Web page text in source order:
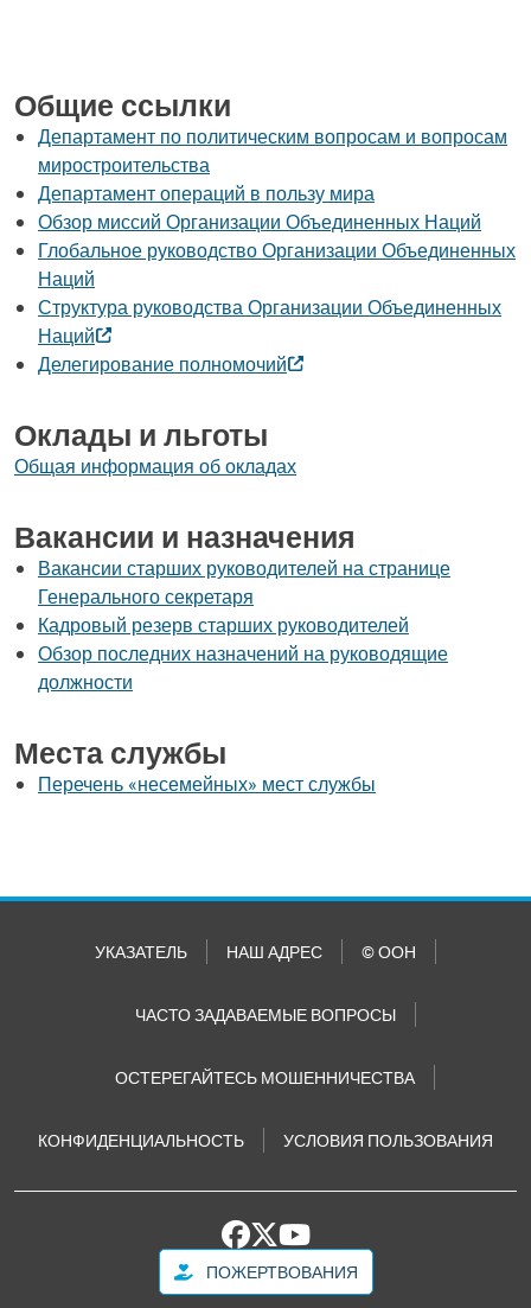
Общие ссылки
Департамент по политическим вопросам и вопросам
миростроительства
Департамент операций в пользу мира
Обзор миссий Организации Объединенных Наций
Глобальное руководство Организации Объединенных
Наций
Структура руководства Организации Объединенных
Наций
Делегирование полномочий
Оклады и льготы
Общая информация об окладах
Вакансии и назначения
Вакансии старших руководителей на странице
Генерального секретаря
Кадровый резерв старших руководителей
Обзор последних назначений на руководящие
должности
Места службы
Перечень «несемейных» мест службы
УКАЗАТЕЛЬ НАШ АДРЕС © ООН
ЧАСТО ЗАДАВАЕМЫЕ ВОПРОСЫ
ОСТЕРЕГАЙТЕСЬ МОШЕННИЧЕСТВА
КОНФИДЕНЦИАЛЬНОСТЬ УСЛОВИЯ ПОЛЬЗОВАНИЯ
ПОЖЕРТВОВАНИЯ